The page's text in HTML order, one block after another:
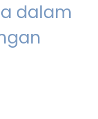
dalam